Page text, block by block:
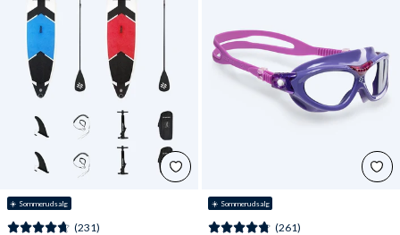
☀️ Sommerudsalg
(231)
☀️ Sommerudsalg
(261)